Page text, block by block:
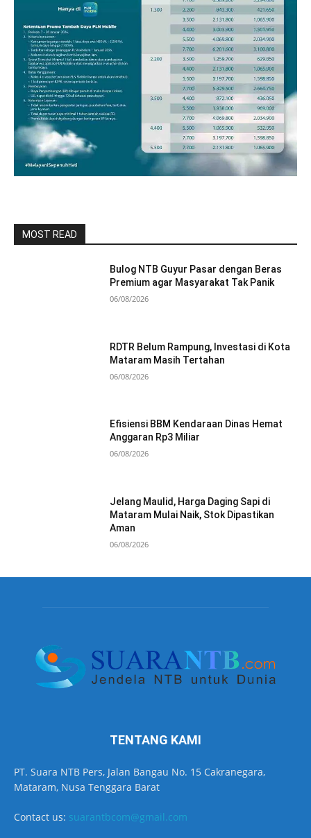
MOST READ
Bulog NTB Guyur Pasar dengan Beras
Premium agar Masyarakat Tak Panik
06/08/2026
RDTR Belum Rampung, Investasi di Kota
Mataram Masih Tertahan
06/08/2026
Efisiensi BBM Kendaraan Dinas Hemat
Anggaran Rp3 Miliar
06/08/2026
Jelang Maulid, Harga Daging Sapi di
Mataram Mulai Naik, Stok Dipastikan
Aman
06/08/2026
TENTANG KAMI
PT. Suara NTB Pers, Jalan Bangau No. 15 Cakranegara,
Mataram, Nusa Tenggara Barat
Contact us: suarantbcom@gmail.com